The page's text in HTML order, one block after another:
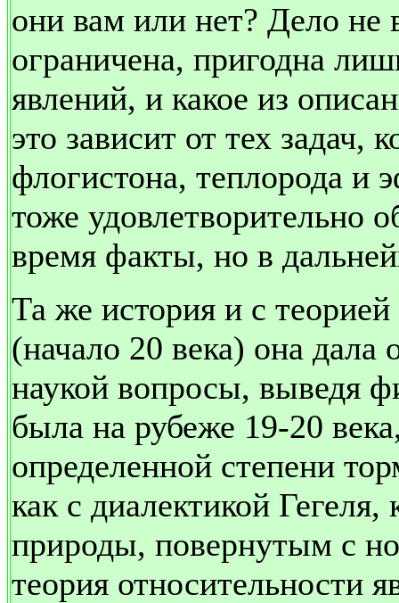
они вам или нет? Дело не
ограничена, пригодна
явлений, и какое из
это зависит от тех
флогистона, теплорода и
тоже удовлетворительно
время факты, но в
Та же история и с
(начало 20 века) она дала
наукой вопросы, выведя
была на рубеже 19-20
определенной степени
как с диалектикой
природы, повернутым с
теория относительности